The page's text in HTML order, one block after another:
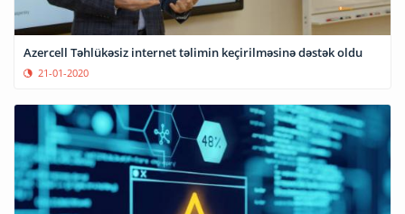
Azercell Təhlükəsiz internet təlimin keçirilməsinə dəstək oldu
21-01-2020